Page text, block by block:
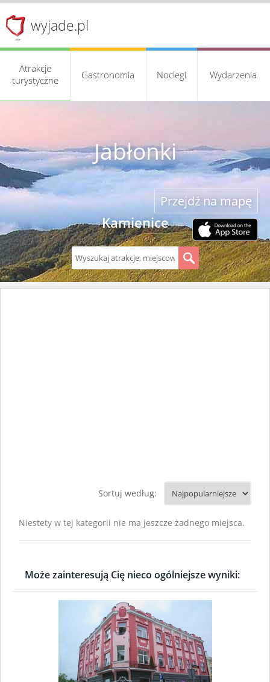
wyjade.pl
Atrakcje
turystyczne
Gastronomia Noclegi Wydarzenia
Jabłonki
Kamienice
Przejdź na mapę
Sortuj według:
Niestety w tej kategorii nie ma jeszcze żadnego miejsca.
Może zainteresują Cię nieco ogólniejsze wyniki: